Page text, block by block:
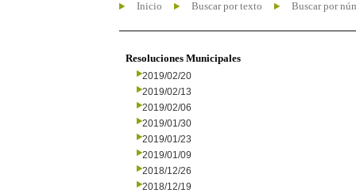
Inicio Buscar por texto Buscar por
Resoluciones Municipales
2019/02/20
2019/02/13
2019/02/06
2019/01/30
2019/01/23
2019/01/09
2018/12/26
2018/12/19